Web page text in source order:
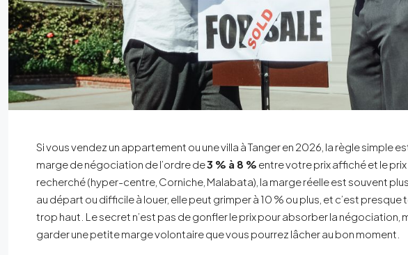
Si vous vendez un appartement ou une villa à Tanger en 2026, la règle simple
marge de négociation de l’ordre de3 % à 8 % entre votre prix affiché et le prix
recherché (hyper-centre, Corniche, Malabata), la marge réelle est souvent
au départ ou difficile à louer, elle peut grimper à 10 % ou plus, et c’est
trop haut. Le secret n’est pas de gonfler le prix pour absorber la négociation,
garder une petite marge volontaire que vous pourrez lâcher au bon moment.